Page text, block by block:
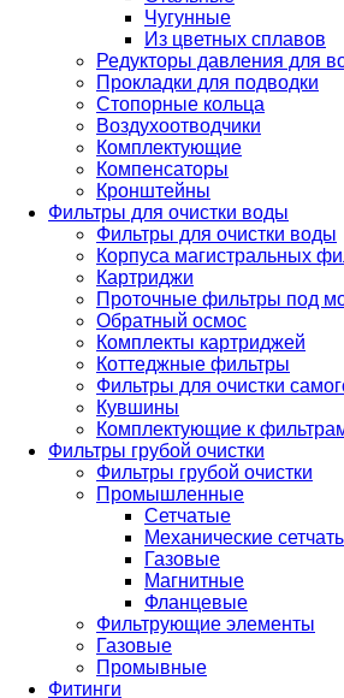
Чугунные
Из цветных сплавов
Редукторы давления для
Прокладки для подводки
Стопорные кольца
Воздухоотводчики
Комплектующие
Компенсаторы
Кронштейны
Фильтры для очистки воды
Фильтры для очистки воды
Корпуса магистральных
Картриджи
Проточные фильтры под
Обратный осмос
Комплекты картриджей
Коттеджные фильтры
Фильтры для очистки
Кувшины
Комплектующие к
Фильтры грубой очистки
Фильтры грубой очистки
Промышленные
Сетчатые
Механические
Газовые
Магнитные
Фланцевые
Фильтрующие элементы
Газовые
Промывные
Фитинги